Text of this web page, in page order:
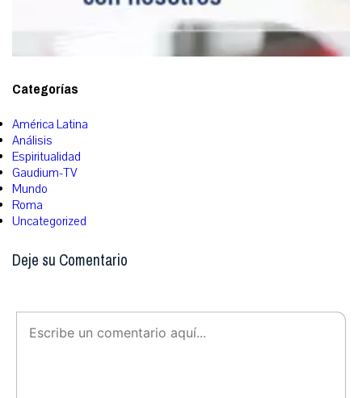
Categorías
América Latina
Análisis
Espiritualidad
Gaudium-TV
Mundo
Roma
Uncategorized
Deje su Comentario